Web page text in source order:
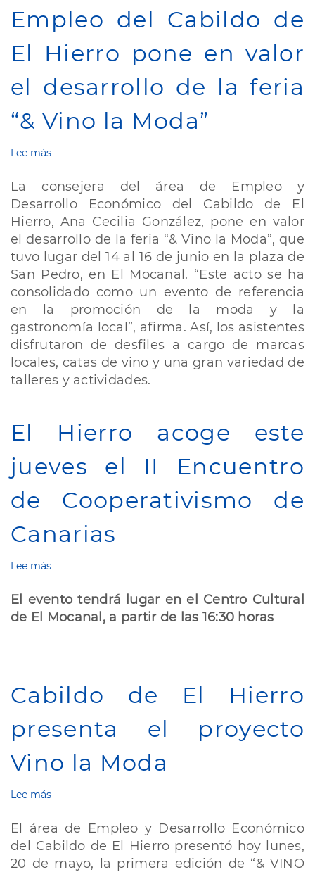
Empleo del Cabildo de
El Hierro pone en valor
el desarrollo de la feria
“& Vino la Moda”
Lee más
consejera
del
área
de
Empleo
del
Cabildo
de
El
Hierro
pone
en
valor
el
desarrollo
la
Moda”
La consejera del área de Empleo y
Desarrollo Económico del Cabildo de El
Hierro, Ana Cecilia González, pone en valor
el desarrollo de la feria “& Vino la Moda”, que
tuvo lugar del 14 al 16 de junio en la plaza de
San Pedro, en El Mocanal. “Este acto se ha
consolidado como un evento de referencia
en la promoción de la moda y la
gastronomía local”, afirma. Así, los asistentes
disfrutaron de desfiles a cargo de marcas
locales, catas de vino y una gran variedad de
talleres y actividades.
El Hierro acoge este
jueves el II Encuentro
de Cooperativismo de
Canarias
Lee más
Hierro
acoge
este
de
Cooperativismo
Canarias
El evento tendrá lugar en el Centro Cultural
de El Mocanal, a partir de las 16:30 horas
Cabildo de El Hierro
presenta el proyecto
Vino la Moda
Lee más
de
El
Hierro
presenta
El área de Empleo y Desarrollo Económico
del Cabildo de El Hierro presentó hoy lunes,
20 de mayo, la primera edición de “& VINO